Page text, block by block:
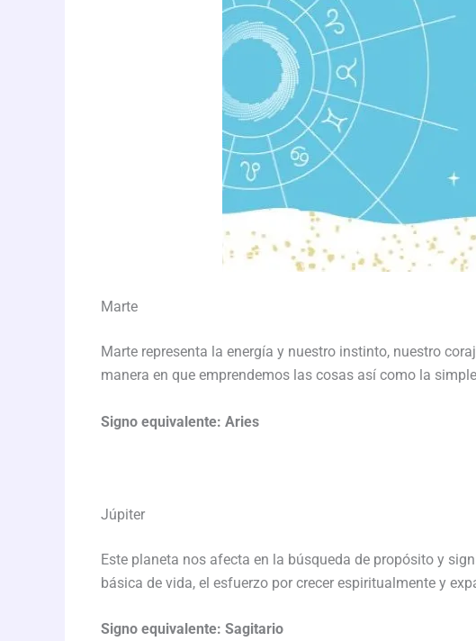
Marte
Marte representa la energía y nuestro instinto, nuestro
manera en que emprendemos las cosas así como la
Signo equivalente: Aries
Júpiter
Este planeta nos afecta en la búsqueda de propósito y
básica de vida, el esfuerzo por crecer espiritualmente y
Signo equivalente: Sagitario